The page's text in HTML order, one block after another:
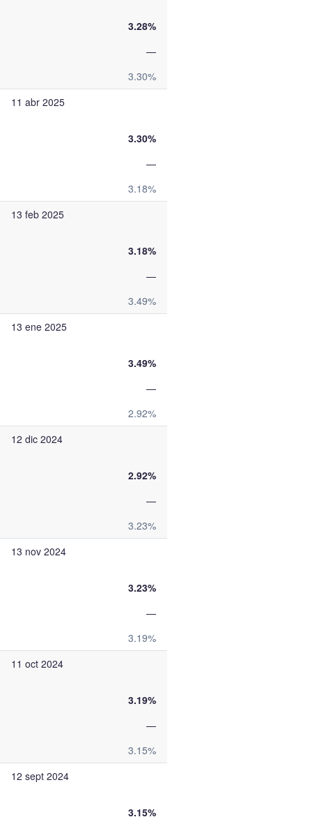
3.28%
—
3.30%
11 abr 2025
3.30%
—
3.18%
13 feb 2025
3.18%
—
3.49%
13 ene 2025
3.49%
—
2.92%
12 dic 2024
2.92%
—
3.23%
13 nov 2024
3.23%
—
3.19%
11 oct 2024
3.19%
—
3.15%
12 sept 2024
3.15%